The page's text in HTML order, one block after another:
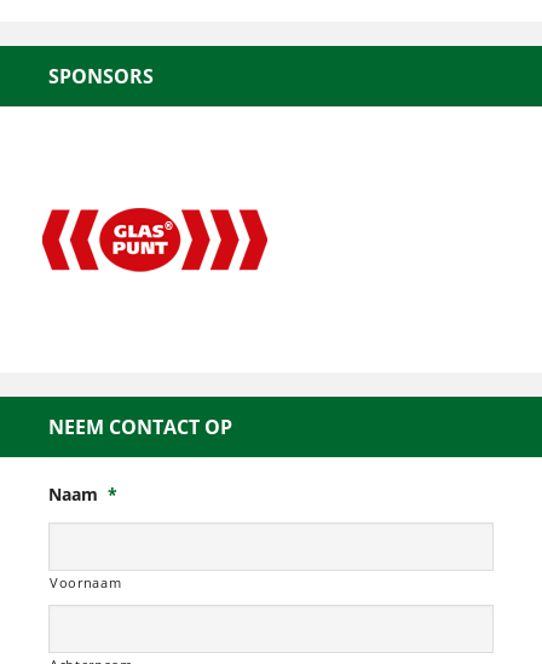
SPONSORS
NEEM CONTACT OP
Naam *
Voornaam